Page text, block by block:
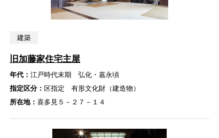
建築
旧加藤家住宅主屋
年代： 江戸時代末期 弘化・嘉永頃
指定区分： 区指定 有形文化財（建造物）
所在地： 喜多見５－２７－１４